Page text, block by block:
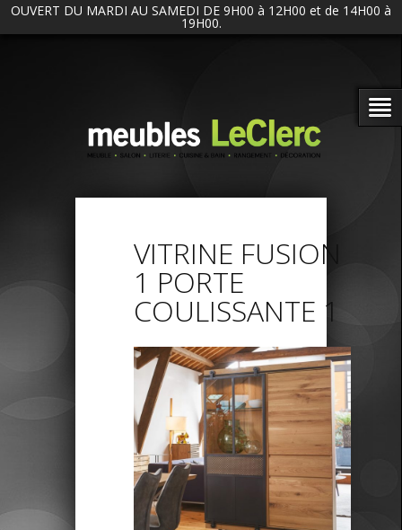
OUVERT DU MARDI AU SAMEDI DE 9H00 à 12H00 et de 14H00 à
19H00.
VITRINE FUSION
1 PORTE
COULISSANTE 1